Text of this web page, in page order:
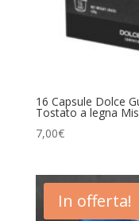
16 Capsule Dolce
Tostato a legna
7,00€
In offerta!